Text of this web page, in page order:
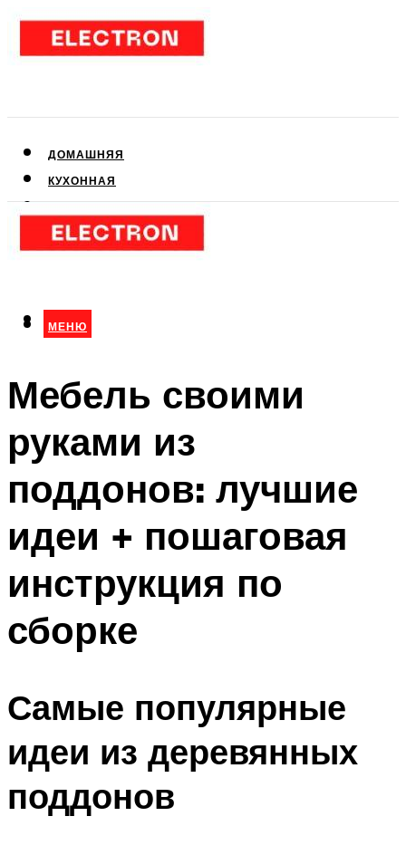
ДОМАШНЯЯ
КУХОННАЯ
КЛИМАТИЧЕСКАЯ
МЕНЮ
МЕНЮ
Мебель своими
руками из
поддонов: лучшие
идеи + пошаговая
инструкция по
сборке
Самые популярные
идеи из деревянных
поддонов